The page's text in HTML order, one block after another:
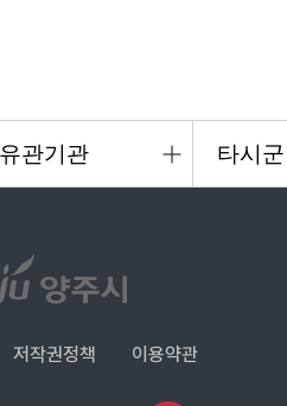
저작권정책 이용약관